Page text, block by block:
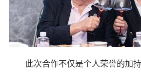
此次合作不仅是个人荣誉的加